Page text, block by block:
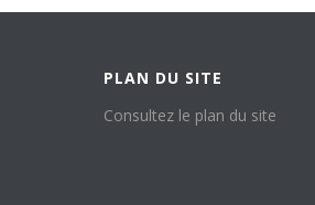
PLAN DU SITE
Consultez le plan du site